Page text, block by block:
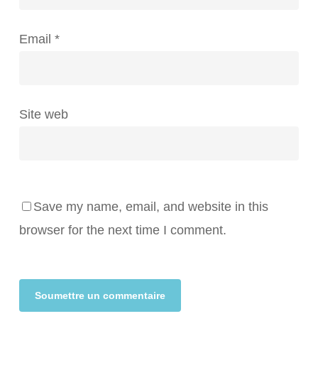
Email *
Site web
Save my name, email, and website in this
browser for the next time I comment.